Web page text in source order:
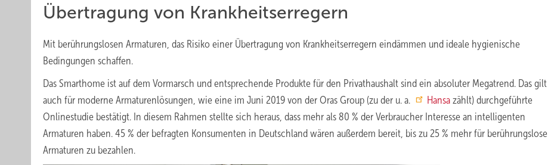
Übertragung von Krankheitserregern
Mit berührungslosen Armaturen, das Risiko einer Übertragung von Krankheitserregern eindämmen und ideale hygienische
Bedingungen schaffen.
Das Smarthome ist auf dem Vormarsch und entsprechende Produkte für den Privathaushalt sind ein absoluter Mega­trend. Das gilt
auch für moderne Armaturenlösungen, wie eine im Juni 2019 von der Oras Group (zu der u. a.
Hansa zählt) durchgeführte
Onlinestudie bestätigt. In diesem Rahmen stellte sich heraus, dass mehr als 80 % der Verbraucher Interesse an intelligenten
Armaturen haben. 45 % der befragten Konsumenten in Deutschland wären außerdem bereit, bis zu 25 % mehr für berührungslose
Armaturen zu bezahlen.